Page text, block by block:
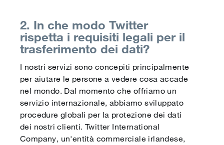
2. In che modo Twitter
rispetta i requisiti legali per il
trasferimento dei dati?
I nostri servizi sono concepiti principalmente
per aiutare le persone a vedere cosa accade
nel mondo. Dal momento che offriamo un
servizio internazionale, abbiamo sviluppato
procedure globali per la protezione dei dati
dei nostri clienti. Twitter International
Company, un'entità commerciale irlandese,